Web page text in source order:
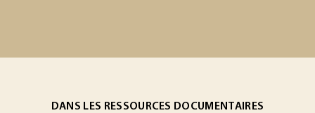
DANS LES RESSOURCES DOCUMENTAIRES